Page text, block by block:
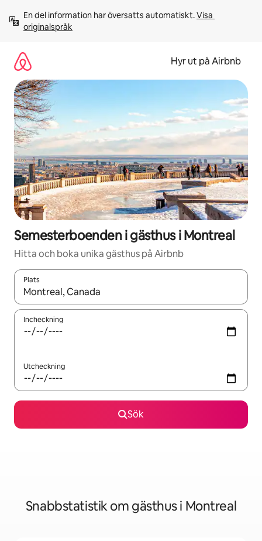
innehåll
En del information har översatts automatiskt. Visa
originalspråk
Hyr ut på Airbnb
Semesterboenden i gästhus i Montreal
Hitta och boka unika gästhus på Airbnb
Plats
När resultaten är tillgängliga kan du navigera med upp- och
Incheckning
Utcheckning
Sök
Snabbstatistik om gästhus i Montreal